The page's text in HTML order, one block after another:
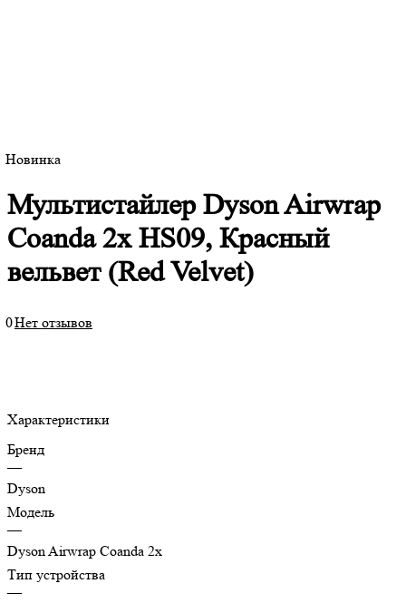
Новинка
Мультистайлер Dyson Airwrap
Coanda 2x HS09, Красный
вельвет (Red Velvet)
0Нет отзывов
Характеристики
Бренд
—
Dyson
Модель
—
Dyson Airwrap Coanda 2x
Тип устройства
—